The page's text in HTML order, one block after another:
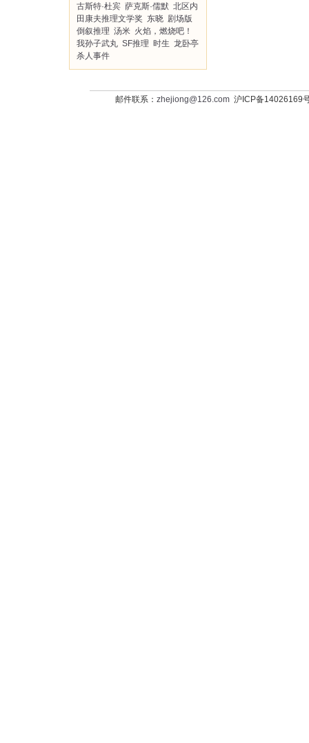
古斯特·杜宾 萨克斯·儒默 北区内
田康夫推理文学奖 东晓 剧场版
倒叙推理 汤米 火焰，燃烧吧！
我孙子武丸 SF推理 时生 龙卧亭
杀人事件
邮件联系： zhejiong@126.com沪ICP备14026169